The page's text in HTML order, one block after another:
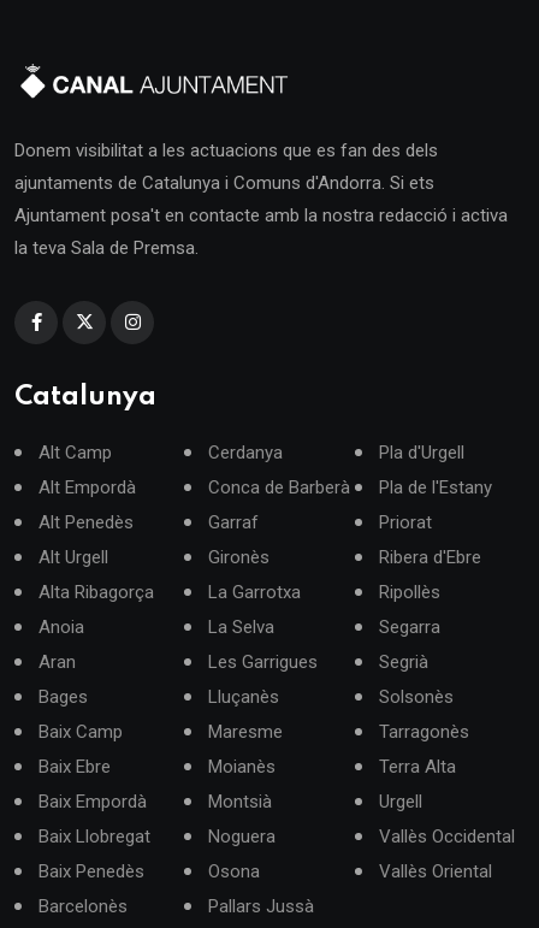
Donem visibilitat a les actuacions que es fan des dels
ajuntaments de Catalunya i Comuns d'Andorra. Si ets
Ajuntament posa't en contacte amb la nostra redacció i activa
la teva Sala de Premsa.
Catalunya
Alt Camp
Alt Empordà
Alt Penedès
Alt Urgell
Alta Ribagorça
Anoia
Aran
Bages
Baix Camp
Baix Ebre
Baix Empordà
Baix Llobregat
Baix Penedès
Barcelonès
Cerdanya
Conca de Barberà
Garraf
Gironès
La Garrotxa
La Selva
Les Garrigues
Lluçanès
Maresme
Moianès
Montsià
Noguera
Osona
Pallars Jussà
Pla d'Urgell
Pla de l'Estany
Priorat
Ribera d'Ebre
Ripollès
Segarra
Segrià
Solsonès
Tarragonès
Terra Alta
Urgell
Vallès Occidental
Vallès Oriental